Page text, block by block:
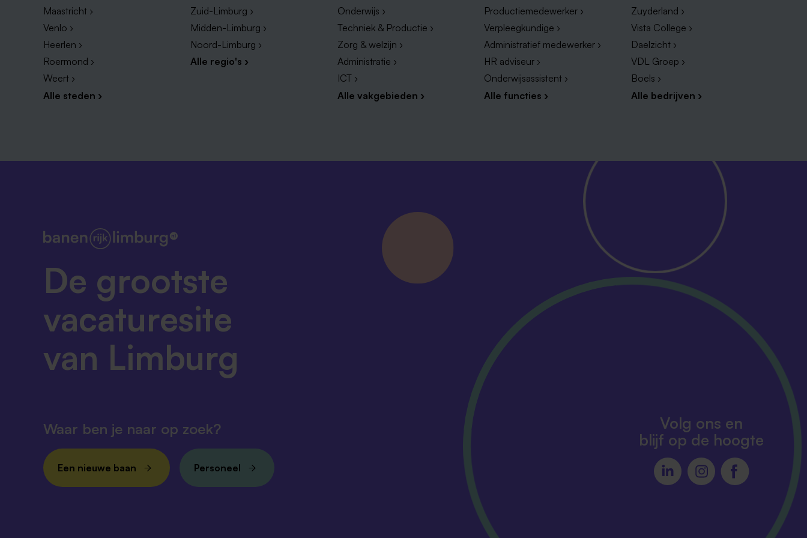
Maastricht ›
Venlo ›
Heerlen ›
Roermond ›
Weert ›
Alle steden ›
Zuid-Limburg ›
Midden-Limburg ›
Noord-Limburg ›
Alle regio's ›
Onderwijs ›
Techniek & Productie ›
Zorg & welzijn ›
Administratie ›
ICT ›
Alle vakgebieden ›
Productiemedewerker ›
Verpleegkundige ›
Administratief medewerker ›
HR adviseur ›
Onderwijsassistent ›
Alle functies ›
Zuyderland ›
Vista College ›
Daelzicht ›
VDL Groep ›
Boels ›
Alle bedrijven ›
De grootste
vacaturesite
van Limburg
Waar ben je naar op zoek?
Een nieuwe baan Personeel
Volg ons en
blijf op de hoogte